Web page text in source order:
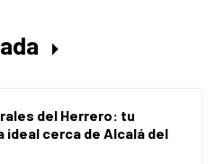
del Herrero: tu
ideal cerca de Alcalá del